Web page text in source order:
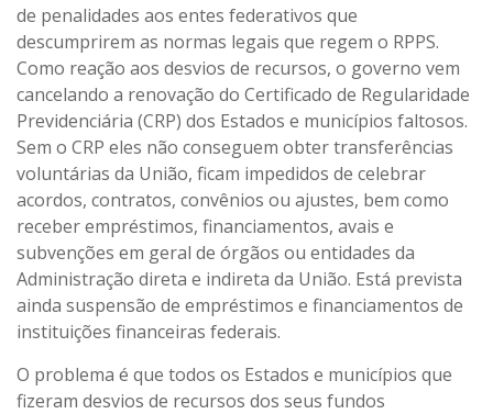
de penalidades aos entes federativos que
descumprirem as normas legais que regem o RPPS.
Como reação aos desvios de recursos, o governo vem
cancelando a renovação do Certificado de Regularidade
Previdenciária (CRP) dos Estados e municípios faltosos.
Sem o CRP eles não conseguem obter transferências
voluntárias da União, ficam impedidos de celebrar
acordos, contratos, convênios ou ajustes, bem como
receber empréstimos, financiamentos, avais e
subvenções em geral de órgãos ou entidades da
Administração direta e indireta da União. Está prevista
ainda suspensão de empréstimos e financiamentos de
instituições financeiras federais.
O problema é que todos os Estados e municípios que
fizeram desvios de recursos dos seus fundos